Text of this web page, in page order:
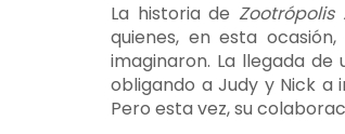
La historia de Zootrópolis
quienes, en esta
imaginaron. La llegada
obligando a Judy y Nick a
Pero esta vez, su